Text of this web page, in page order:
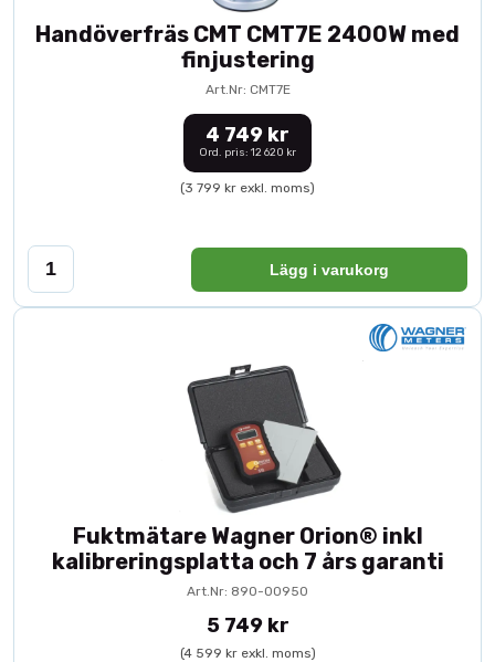
Handöverfräs CMT CMT7E 2400W med
finjustering
Art.Nr: CMT7E
4 749 kr
Ord. pris: 12 620 kr
(3 799 kr exkl. moms)
Lägg i varukorg
Fuktmätare Wagner Orion® inkl
kalibreringsplatta och 7 års garanti
Art.Nr: 890-00950
5 749 kr
(4 599 kr exkl. moms)